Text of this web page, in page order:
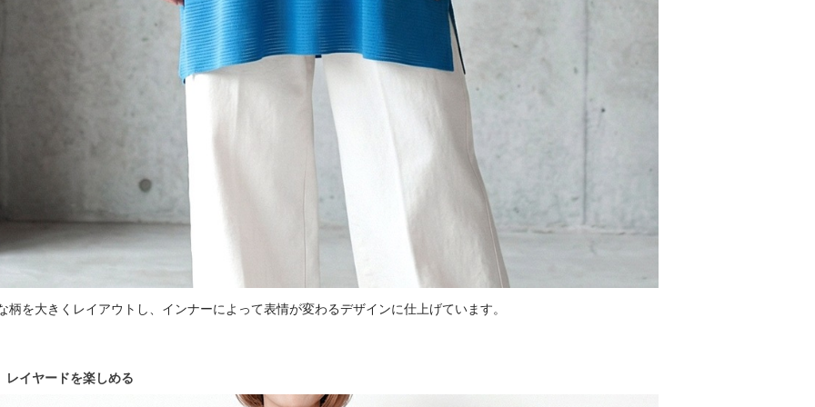
柄を大きくレイアウトし、インナーによって表情が変わるデザインに仕上げています。
レイヤードを楽しめる